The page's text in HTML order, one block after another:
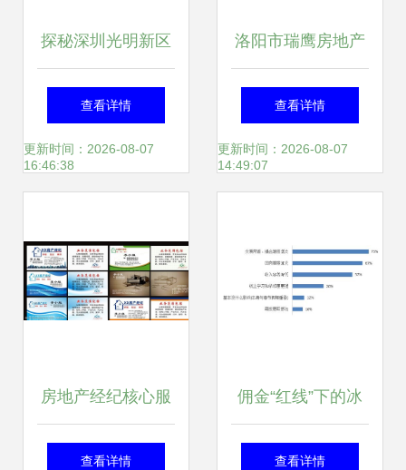
探秘深圳光明新区
广告印刷与特色印
刷服务
查看详情
更新时间：2026-08-07
16:46:38
洛阳市瑞鹰房地产
经纪 专业服务，缔
造美好家园
查看详情
更新时间：2026-08-07
14:49:07
房地产经纪核心服
务 专业操盘与全局
查看详情
佣金“红线”下的冰
与火 房地产经纪公
查看详情